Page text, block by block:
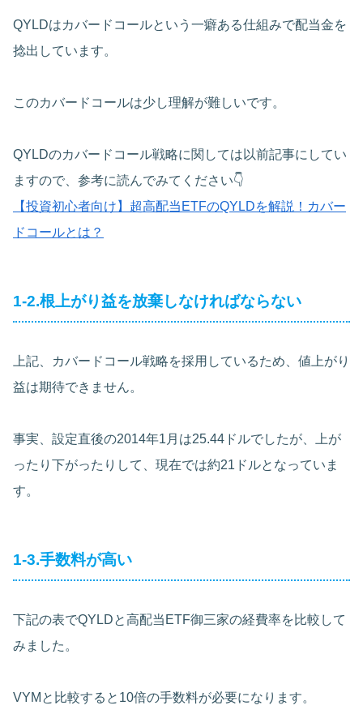
QYLDはカバードコールという一癖ある仕組みで配当金を
捻出しています。
このカバードコールは少し理解が難しいです。
QYLDのカバードコール戦略に関しては以前記事にしてい
ますので、参考に読んでみてください👇
【投資初心者向け】超高配当ETFのQYLDを解説！カバー
ドコールとは？
1-2.根上がり益を放棄しなければならない
上記、カバードコール戦略を採用しているため、値上がり
益は期待できません。
事実、設定直後の2014年1月は25.44ドルでしたが、上が
ったり下がったりして、現在では約21ドルとなっていま
す。
1-3.手数料が高い
下記の表でQYLDと高配当ETF御三家の経費率を比較して
みました。
VYMと比較すると10倍の手数料が必要になります。